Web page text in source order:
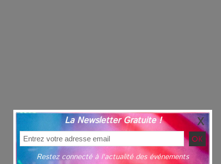
La Newsletter Gratuite !
Restez connecté à l'actualité des événements